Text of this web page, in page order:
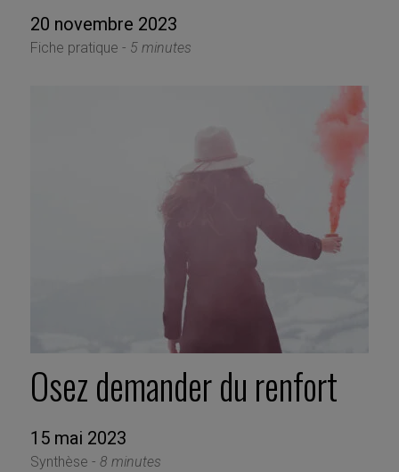
20 novembre 2023
Fiche pratique - 5 minutes
Osez demander du renfort
15 mai 2023
Synthèse - 8 minutes